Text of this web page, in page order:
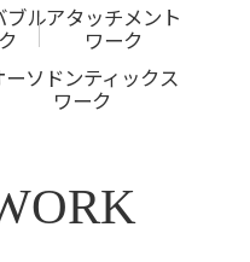
ブルアタッチメント
ワーク
ーソドンティックス
ワーク